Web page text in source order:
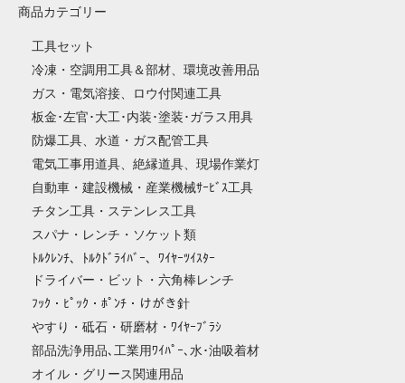
商品カテゴリー
工具セット
冷凍・空調用工具＆部材、環境改善用品
ガス・電気溶接、ロウ付関連工具
板金･左官･大工･内装･塗装･ガラス用具
防爆工具、水道・ガス配管工具
電気工事用道具、絶縁道具、現場作業灯
自動車・建設機械・産業機械ｻｰﾋﾞｽ工具
チタン工具・ステンレス工具
スパナ・レンチ・ソケット類
ﾄﾙｸﾚﾝﾁ、ﾄﾙｸﾄﾞﾗｲﾊﾞｰ、ﾜｲﾔｰﾂｲｽﾀｰ
ドライバー・ビット・六角棒レンチ
ﾌｯｸ・ﾋﾟｯｸ・ﾎﾟﾝﾁ・けがき針
やすり・砥石・研磨材・ﾜｲﾔｰﾌﾞﾗｼ
部品洗浄用品､工業用ﾜｲﾊﾟｰ､水･油吸着材
オイル・グリース関連用品